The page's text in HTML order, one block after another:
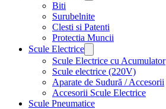
Biti
Surubelnite
Clesti si Patenti
Protectia Muncii
Scule Electrice
Scule Electrice cu Acumulator
Scule electrice (220V)
Aparate de Sudură / Accesorii
Accesorii Scule Electrice
Scule Pneumatice